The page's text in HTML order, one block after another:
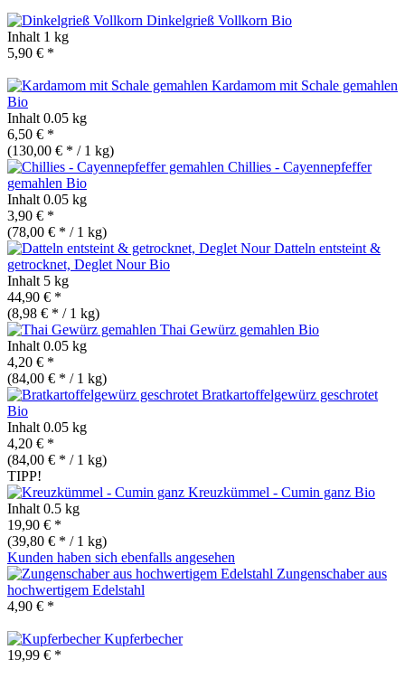
Dinkelgrieß Vollkorn Bio
Inhalt 1 kg
5,90 € *
Kardamom mit Schale gemahlen
Bio
Inhalt 0.05 kg
6,50 € *
(130,00 € * / 1 kg)
Chillies - Cayennepfeffer
gemahlen Bio
Inhalt 0.05 kg
3,90 € *
(78,00 € * / 1 kg)
Datteln entsteint &
getrocknet, Deglet NourBio
Inhalt 5 kg
44,90 € *
(8,98 € * / 1 kg)
Thai Gewürz gemahlen Bio
Inhalt 0.05 kg
4,20 € *
(84,00 € * / 1 kg)
Bratkartoffelgewürz geschrotet
Bio
Inhalt 0.05 kg
4,20 € *
(84,00 € * / 1 kg)
TIPP!
Kreuzkümmel - Cumin ganz Bio
Inhalt 0.5 kg
19,90 € *
(39,80 € * / 1 kg)
Kunden haben sich ebenfalls angesehen
Zungenschaber aus
hochwertigem Edelstahl
4,90 € *
Kupferbecher
19,99 € *